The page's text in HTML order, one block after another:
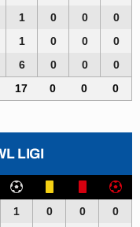
1 0 0
0
1 0 0
0
6 0 0
0
17 0 0 0
LIGI
1 0 0
0